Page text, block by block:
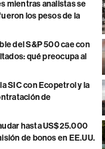
mientras analistas se
los pesos de la
del S&P 500 cae con
qué preocupa al
SIC con Ecopetrol y la
de
hasta US$25.000
de bonos en EE.UU.